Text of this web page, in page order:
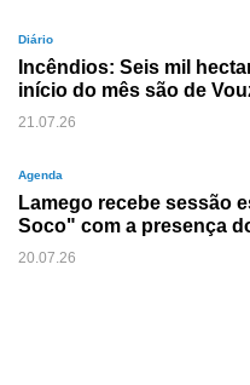
Diário
Incêndios: Seis mil
início do mês são de
21.07.26
Agenda
Lamego recebe sessão
Soco" com a presença
20.07.26